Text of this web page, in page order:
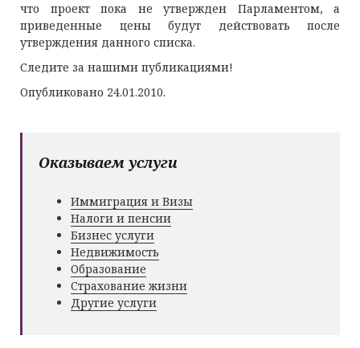
что проект пока не утвержден Парламентом, а
приведенные цены будут действовать после
утверждения данного списка.
Следите за нашими публикациями!
Опубликовано 24.01.2010.
Оказываем услуги
Иммиграция и Визы
Налоги и пенсии
Бизнес услуги
Недвижимость
Образование
Страхование жизни
Другие услуги